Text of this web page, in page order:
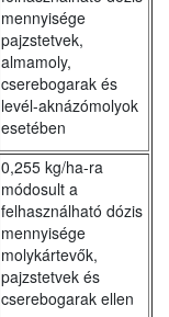
mennyisége
pajzstetvek,
almamoly,
cserebogarak és
levél-aknázómolyok
esetében
0,255 kg/ha-ra
módosult a
felhasználható dózis
mennyisége
molykártevők,
pajzstetvek és
cserebogarak ellen